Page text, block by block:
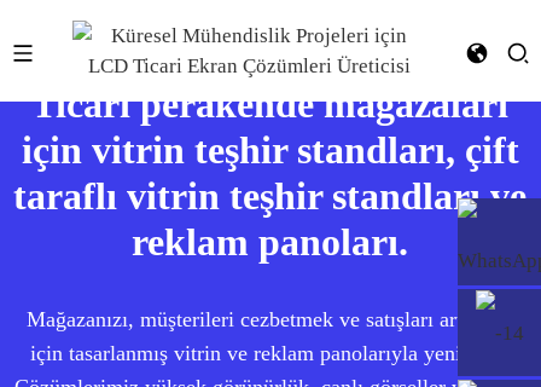
Ticari perakende mağazaları
için vitrin teşhir standları, çift
taraflı vitrin teşhir standları ve
reklam panoları.
Mağazanızı, müşterileri cezbetmek ve satışları artırmak
için tasarlanmış vitrin ve reklam panolarıyla yenileyin.